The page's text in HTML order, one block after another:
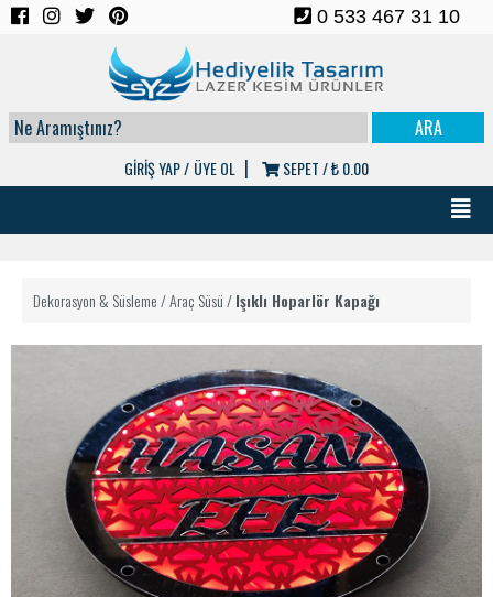
0 533 467 31 10
GİRİŞ YAP / ÜYE OL | SEPET /₺ 0.00
Dekorasyon & Süsleme/Araç Süsü/Işıklı Hoparlör Kapağı